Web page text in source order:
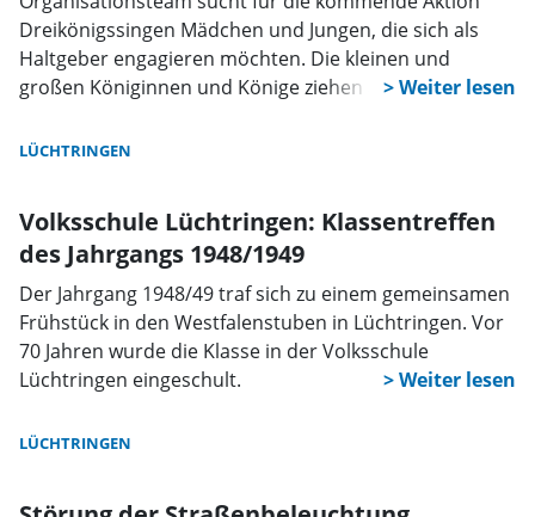
Dreikönigssingen Mädchen und Jungen, die sich als
Haltgeber engagieren möchten. Die kleinen und
großen Königinnen und Könige ziehen am 11. Januar
erwachsene Begleitpersonen gesucht. Der
Telefonnummer 05271-18495 oder per Mail unter
waldis4@aol.com anmelden.
LÜCHTRINGEN
Volksschule Lüchtringen: Klassentreffen
des Jahrgangs 1948/1949
Der Jahrgang 1948/49 traf sich zu einem gemeinsamen
Frühstück in den Westfalenstuben in Lüchtringen. Vor
70 Jahren wurde die Klasse in der Volksschule
Lüchtringen eingeschult.
LÜCHTRINGEN